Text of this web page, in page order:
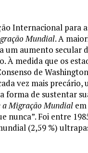
Internacional para
Mundial. A
um aumento secular
À medida que os
de
vez mais precário,
de sustentar
Migração Mundial
nunca”. Foi entre
(2,59 %)